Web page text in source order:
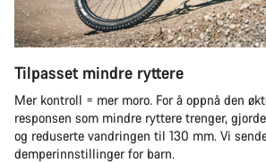
Tilpasset mindre ryttere
Mer kontroll = mer moro. For å oppnå den
responsen som mindre ryttere trenger,
og reduserte vandringen til 130 mm. Vi
demperinnstillinger for barn.